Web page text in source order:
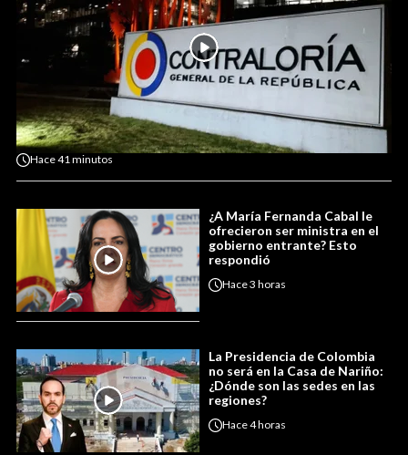
Hace41 minutos
¿A María Fernanda Cabal le
ofrecieron ser ministra en el
gobierno entrante? Esto
respondió
Hace3 horas
La Presidencia de Colombia
no será en la Casa de Nariño:
¿Dónde son las sedes en las
regiones?
Hace4 horas